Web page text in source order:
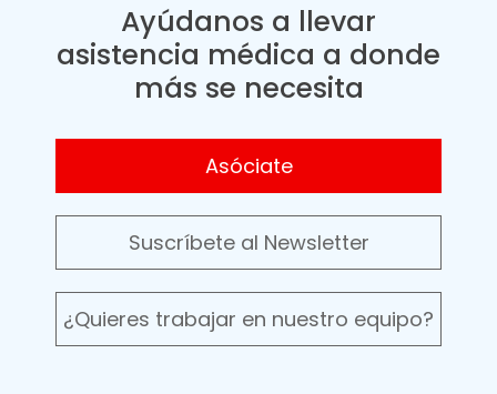
Ayúdanos a llevar
asistencia médica a donde
más se necesita
Asóciate
Suscríbete al Newsletter
¿Quieres trabajar en nuestro equipo?